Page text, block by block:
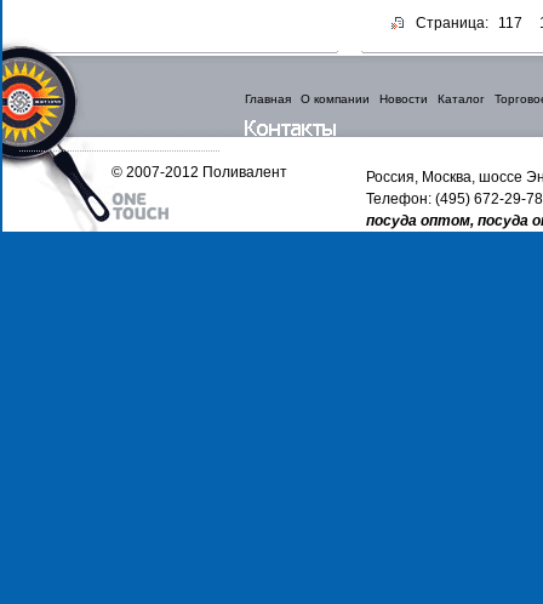
Страница: 117
Главная О компании Новости Каталог
Россия, Москва, шоссе
Телефон: (495) 672-29-
посуда оптом, посуда
© 2007-2012 Поливалент